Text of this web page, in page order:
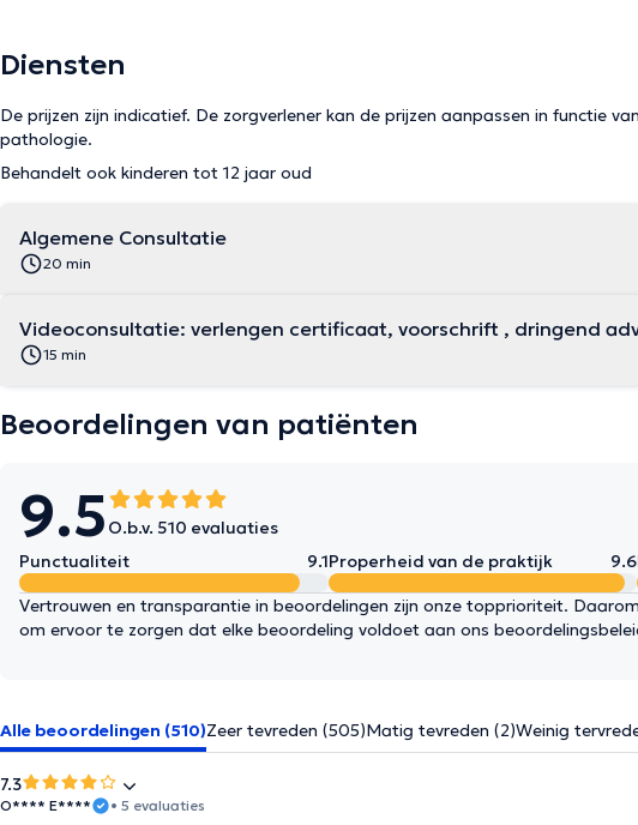
Diensten
De prijzen zijn indicatief. De zorgverlener kan de prijzen aanpassen in functie
pathologie.
Behandelt ook kinderen tot 12 jaar oud
Algemene Consultatie
20 min
Videoconsultatie: verlengen certificaat, voorschrift , dringend
15 min
Beoordelingen van patiënten
9.5 O.b.v. 510 evaluaties
Punctualiteit
9.1Properheid van de praktijk 9.6
Vertrouwen en transparantie in beoordelingen zijn onze topprioriteit.
om ervoor te zorgen dat elke beoordeling voldoet aan ons
Alle beoordelingen (510)Zeer tevreden (505)Matig tevreden (2)Weinig
7.3
O**** E**** • 5 evaluaties